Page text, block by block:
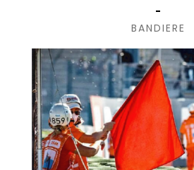
-
BANDIERE